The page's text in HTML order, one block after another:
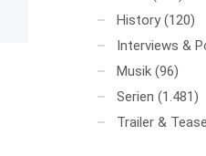
History (120)
Interviews &
Musik (96)
Serien (1.481)
Trailer &